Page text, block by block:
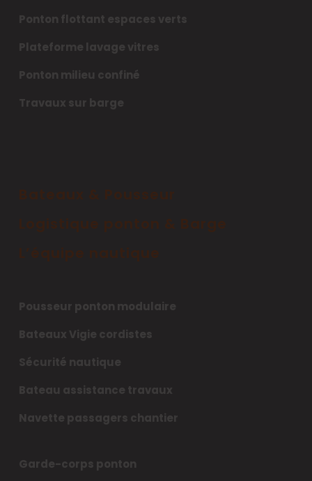
Ponton flottant espaces verts
Plateforme lavage vitres
Ponton milieu confiné
Travaux sur barge
Pousseur ponton modulaire
Bateaux Vigie cordistes
Sécurité nautique
Bateau assistance travaux
Navette passagers chantier
Garde-corps ponton